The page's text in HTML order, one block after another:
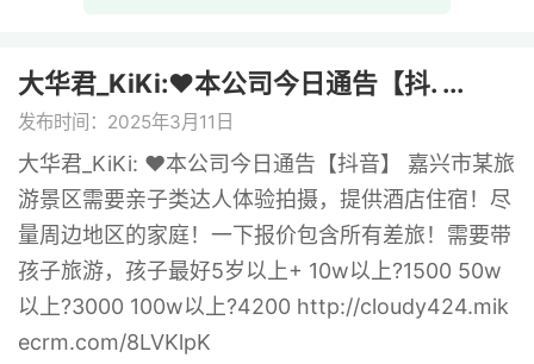
大华君_KiKi:❤️本公司今日通告【抖. ...
发布时间：2025年3月11日
大华君_KiKi: ❤️本公司今日通告【抖音】 嘉兴市某旅
游景区需要亲子类达人体验拍摄，提供酒店住宿！尽
量周边地区的家庭！一下报价包含所有差旅！需要带
孩子旅游，孩子最好5岁以上+ 10w以上?1500 50w
以上?3000 100w以上?4200 http://cloudy424.mik
ecrm.com/8LVKlpK